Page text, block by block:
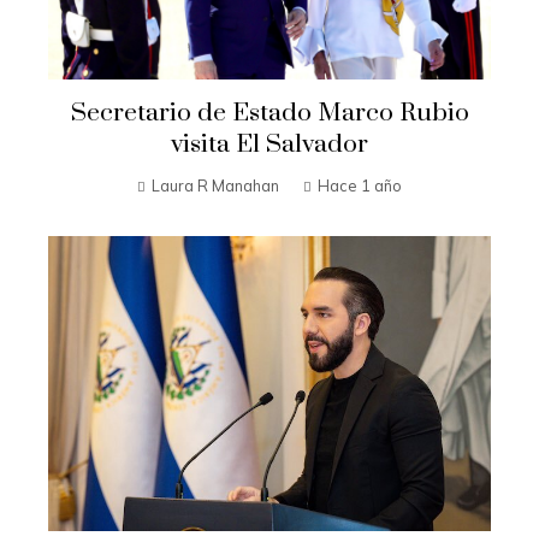
Secretario de Estado Marco Rubio
visita El Salvador
Laura R Manahan Hace 1 año